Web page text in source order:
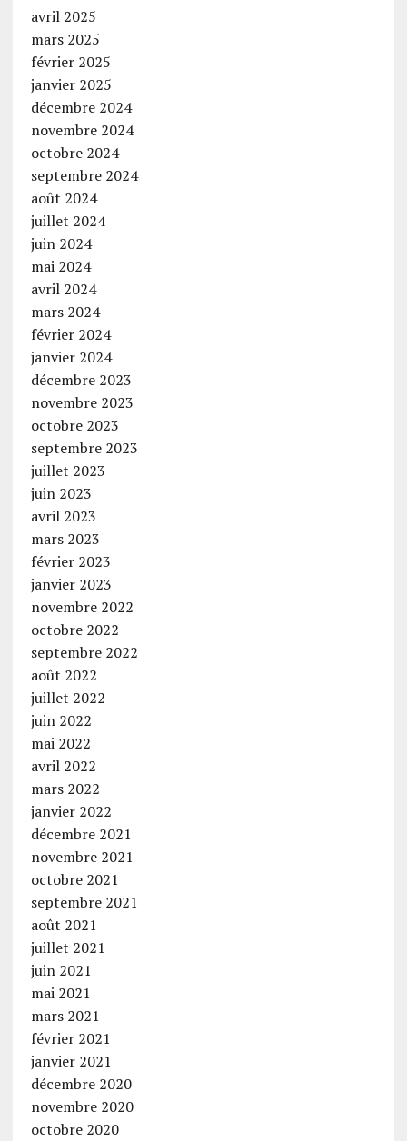
avril 2025
mars 2025
février 2025
janvier 2025
décembre 2024
novembre 2024
octobre 2024
septembre 2024
août 2024
juillet 2024
juin 2024
mai 2024
avril 2024
mars 2024
février 2024
janvier 2024
décembre 2023
novembre 2023
octobre 2023
septembre 2023
juillet 2023
juin 2023
avril 2023
mars 2023
février 2023
janvier 2023
novembre 2022
octobre 2022
septembre 2022
août 2022
juillet 2022
juin 2022
mai 2022
avril 2022
mars 2022
janvier 2022
décembre 2021
novembre 2021
octobre 2021
septembre 2021
août 2021
juillet 2021
juin 2021
mai 2021
mars 2021
février 2021
janvier 2021
décembre 2020
novembre 2020
octobre 2020